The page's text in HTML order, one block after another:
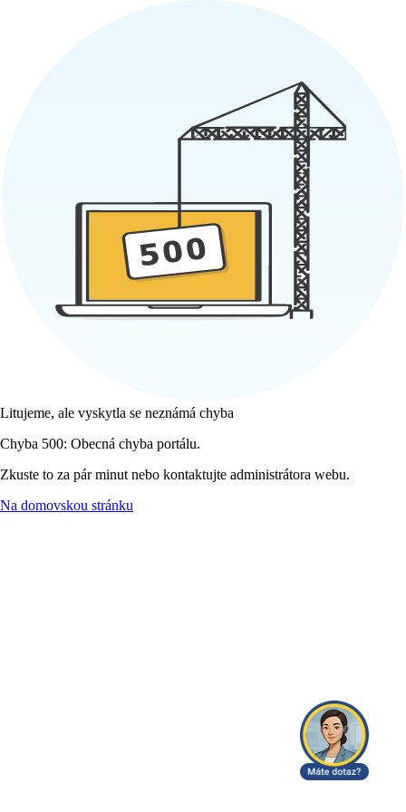
Litujeme, ale vyskytla se neznámá chyba
Chyba 500: Obecná chyba portálu.
Zkuste to za pár minut nebo kontaktujte administrátora webu.
Na domovskou stránku